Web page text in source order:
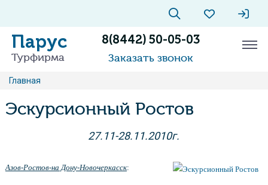
Парус
Турфирма
8(8442) 50-05-03
Заказать звонок
Главная
Эскурсионный Ростов
27.11-28.11.2010г.
Азов-Ростов-на Дону-Новочеркасск: